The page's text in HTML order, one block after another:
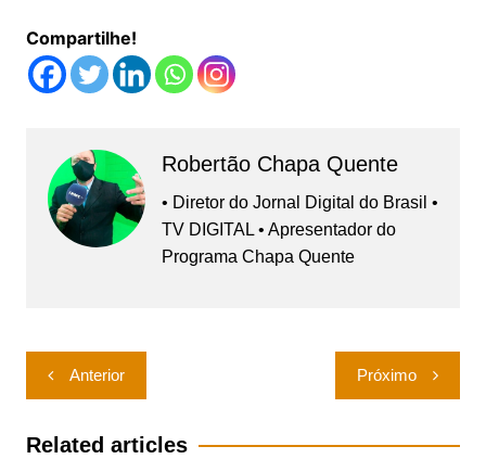
Compartilhe!
Robertão Chapa Quente
• Diretor do Jornal Digital do Brasil •
TV DIGITAL • Apresentador do
Programa Chapa Quente
Navegação
de
Post
Anterior Próximo
Related articles